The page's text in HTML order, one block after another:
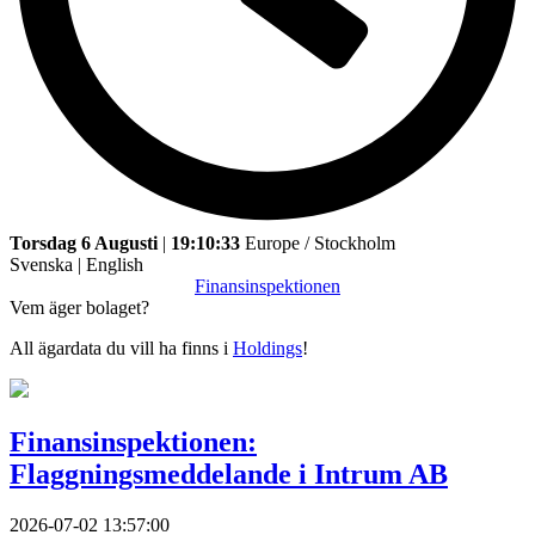
Torsdag 6 Augusti | 19:10:33 Europe / Stockholm
Svenska | English
Finansinspektionen
Vem äger bolaget?
All ägardata du vill ha finns i Holdings!
Finansinspektionen:
Flaggningsmeddelande i Intrum AB
2026-07-02 13:57:00